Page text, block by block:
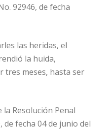
92946, de fecha
las heridas, el
la huida,
meses, hasta ser
Resolución Penal
de fecha 04 de junio del